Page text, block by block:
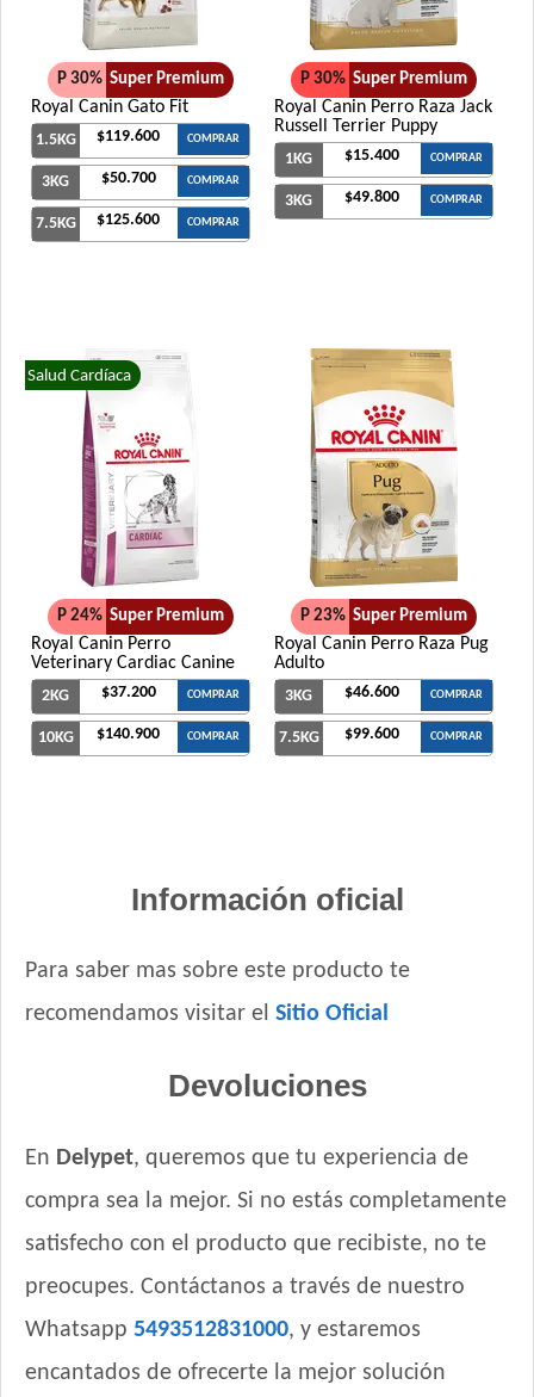
Xtreme Dog Perro Adulto
Zimpi Perro Adulto
P 30% Super Premium
Royal Canin Gato Fit
1.5KG $119.600 COMPRAR
3KG $50.700 COMPRAR
7.5KG $125.600 COMPRAR
P 30% Super Premium
Royal Canin Perro Raza Jack
Russell Terrier Puppy
1KG $15.400 COMPRAR
3KG $49.800 COMPRAR
Salud Cardíaca
P 24% Super Premium
Royal Canin Perro
Veterinary Cardiac Canine
2KG $37.200 COMPRAR
10KG $140.900 COMPRAR
P 23% Super Premium
Royal Canin Perro Raza Pug
Adulto
3KG $46.600 COMPRAR
7.5KG $99.600 COMPRAR
Información oficial
Para saber mas sobre este producto te
recomendamos visitar el Sitio Oficial
Devoluciones
En Delypet, queremos que tu experiencia de
compra sea la mejor. Si no estás completamente
satisfecho con el producto que recibiste, no te
preocupes. Contáctanos a través de nuestro
Whatsapp 5493512831000, y estaremos
encantados de ofrecerte la mejor solución